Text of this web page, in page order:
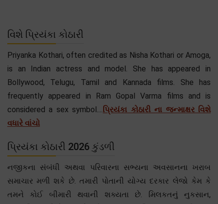
વિશે પ્રિયંકા કોઠારી
Priyanka Kothari, often credited as Nisha Kothari or Amoga,
is an Indian actress and model. She has appeared in
Bollywood, Telugu, Tamil and Kannada films. She has
frequently appeared in Ram Gopal Varma films and is
considered a sex symbol....પ્રિયંકા કોઠારી ના જન્માક્ષર વિશે
વધારે વાંચો
પ્રિયંકા કોઠારી 2026 કુંડળી
નજીકના સંબંધી અથવા પરિવારના સભ્યના અવસાનના ખરાબ
સમાચાર મળી શકે છે. તમારી પોતાની યોગ્ય દરકાર લેજો કેમ કે
તમને કોઈ બીમારી થવાની શક્યતા છે. મિલકતનું નુકસાન,